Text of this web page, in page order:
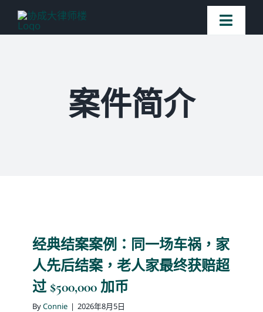
Skip
Toggle
媒体新闻
博客
案件简介
经典结案案例：同一场车祸，家
人先后结案，老人家最终获赔超
过 $500,000 加币
ByConnie | 2026年8月5日